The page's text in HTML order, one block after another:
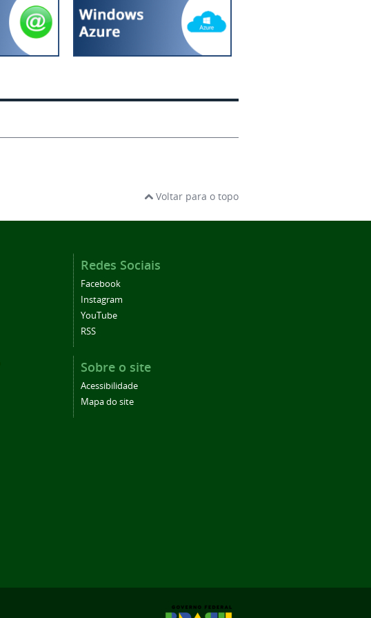
Voltar para o topo
Redes Sociais
Facebook
Instagram
YouTube
RSS
Sobre o site
Acessibilidade
Mapa do site